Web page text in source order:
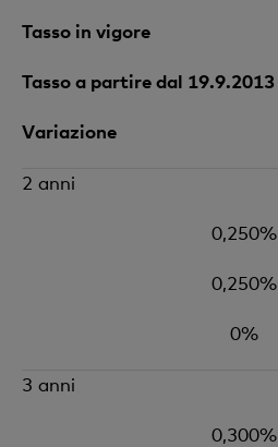
Tasso in vigore
Tasso a partire dal 19.9.2013
Variazione
2 anni
0,250%
0,250%
0%
3 anni
0,300%